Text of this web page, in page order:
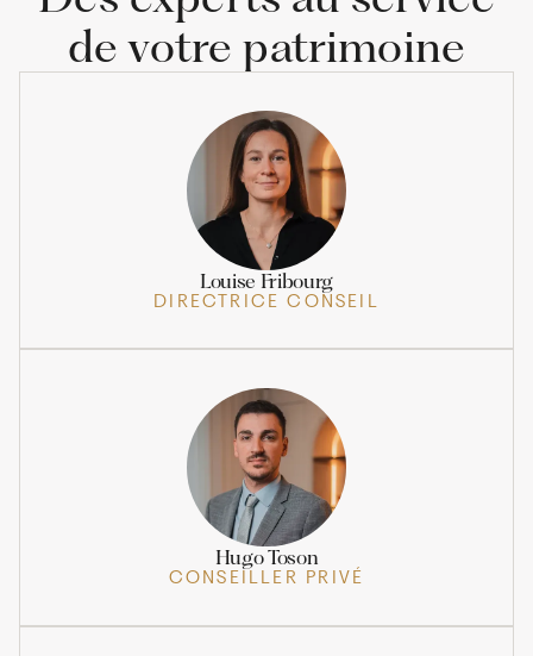
de votre patrimoine
Louise Fribourg
DIRECTRICE CONSEIL
Hugo Toson
CONSEILLER PRIVÉ